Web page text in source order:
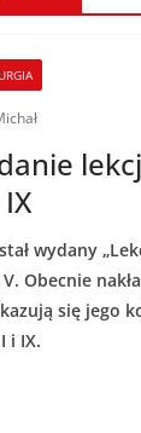
wydany
Obecnie
się jego
i IX.